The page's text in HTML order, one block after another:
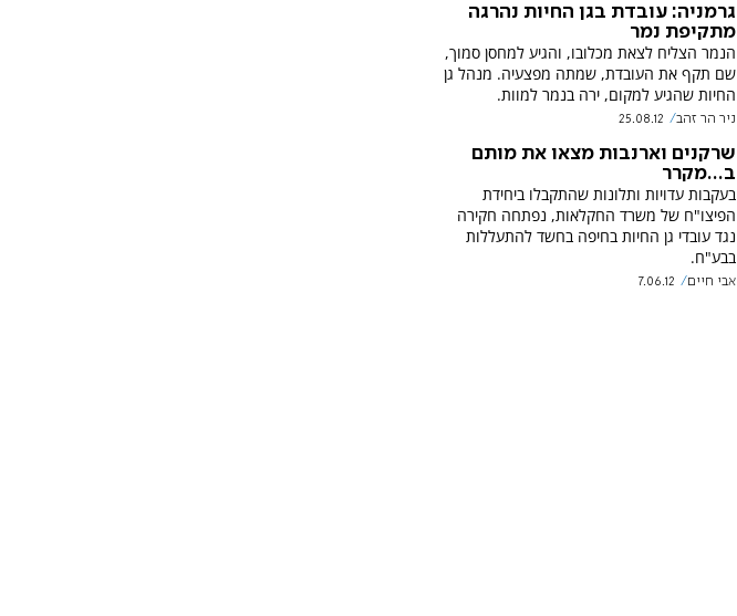
גרמניה: עובדת בגן החיות נהרגה
מתקיפת נמר
הנמר הצליח לצאת מכלובו, והגיע למחסן סמוך,
שם תקף את העובדת, שמתה מפצעיה. מנהל גן
החיות שהגיע למקום, ירה בנמר למוות.
ניר הר זהב 25.08.12
שרקנים וארנבות מצאו את מותם
ב...מקרר
בעקבות עדויות ותלונות שהתקבלו ביחידת
הפיצו"ח של משרד החקלאות, נפתחה חקירה
נגד עובדי גן החיות בחיפה בחשד להתעללות
בבע"ח.
אבי חיים 7.06.12